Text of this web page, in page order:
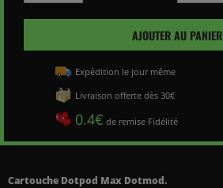
Cartouche Dotpod Max Dotmod.
AJOUTER AU PANIER
Expédition le jour même
Livraison offerte dès 30€
0.4€ de remise Fidélité